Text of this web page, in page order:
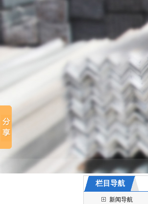
栏目导航
新闻导航